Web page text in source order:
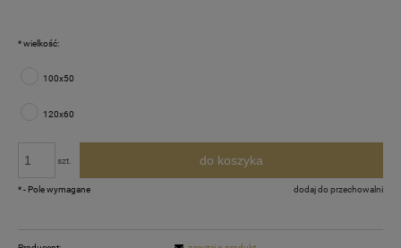
*wielkość:
100x50
120x60
szt. do koszyka
dodaj do przechowalni
*- Pole wymagane